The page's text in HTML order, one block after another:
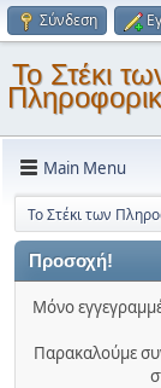
Σύνδεση
Το Στέκι
Main Menu
Το Στέκι των
Προσοχή!
Μόνο
Παρακαλούμε